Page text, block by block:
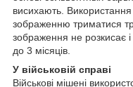
висихають.
зображенню триматися
зображення не розкисає
до 3 місяців.
У військовій справі
Військові мішені